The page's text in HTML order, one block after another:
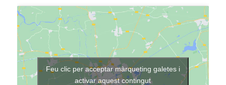
Feu clic per acceptar màrqueting galetes i
activar aquest contingut